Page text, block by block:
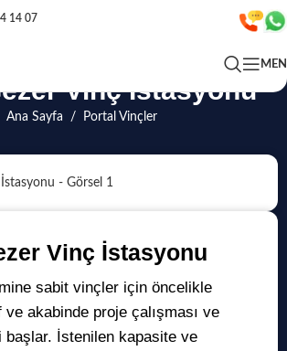
14 07
Vinç İstasyonu
Ana Sayfa / Portal Vinçler
Vinç İstasyonu
sabit vinçler için öncelikle
akabinde proje çalışması ve
başlar. İstenilen kapasite ve